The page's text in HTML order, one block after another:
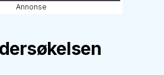
Annonse